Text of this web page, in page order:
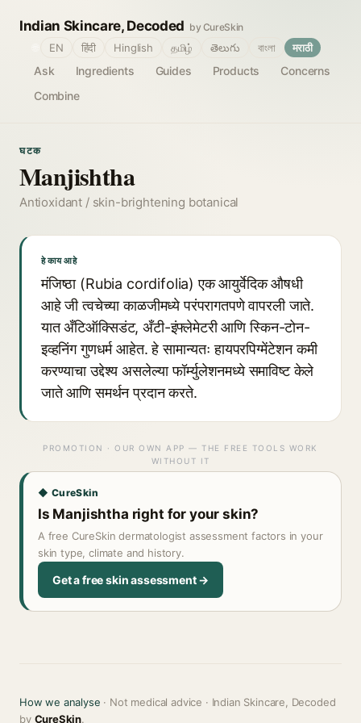
Indian Skincare, Decoded by CureSkin
Ask Ingredients Guides Products
Concerns
Combine
EN हिंदी Hinglish தமிழ் తెలుగు বাংলা मराठी
घटक
Manjishtha
Antioxidant / skin-brightening botanical
हे काय आहे
मंजिष्ठा (Rubia cordifolia) एक आयुर्वेदिक औषधी
आहे जी त्वचेच्या काळजीमध्ये परंपरागतपणे वापरली जाते.
यात अँटिऑक्सिडंट, अँटी-इंफ्लेमेटरी आणि स्किन-टोन-
इव्हनिंग गुणधर्म आहेत. हे सामान्यतः हायपरपिग्मेंटेशन कमी
करण्याचा उद्देश्य असलेल्या फॉर्म्युलेशनमध्ये समाविष्ट केले
जाते आणि समर्थन प्रदान करते.
PROMOTION · OUR OWN APP — THE FREE TOOLS WORK
WITHOUT IT
◆ CureSkin
Is Manjishtha right for your skin?
A free CureSkin dermatologist assessment factors in your
skin type, climate and history.
Get a free skin assessment →
How we analyse · Not medical advice · Indian Skincare, Decoded
by CureSkin.